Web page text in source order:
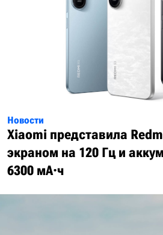
Новости
Xiaomi представила
экраном на 120 Гц и
6300 мА·ч